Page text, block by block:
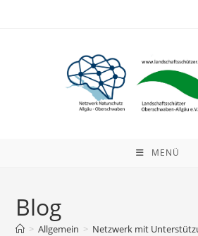
MENÜ
Blog
> Allgemein > Netzwerk mit